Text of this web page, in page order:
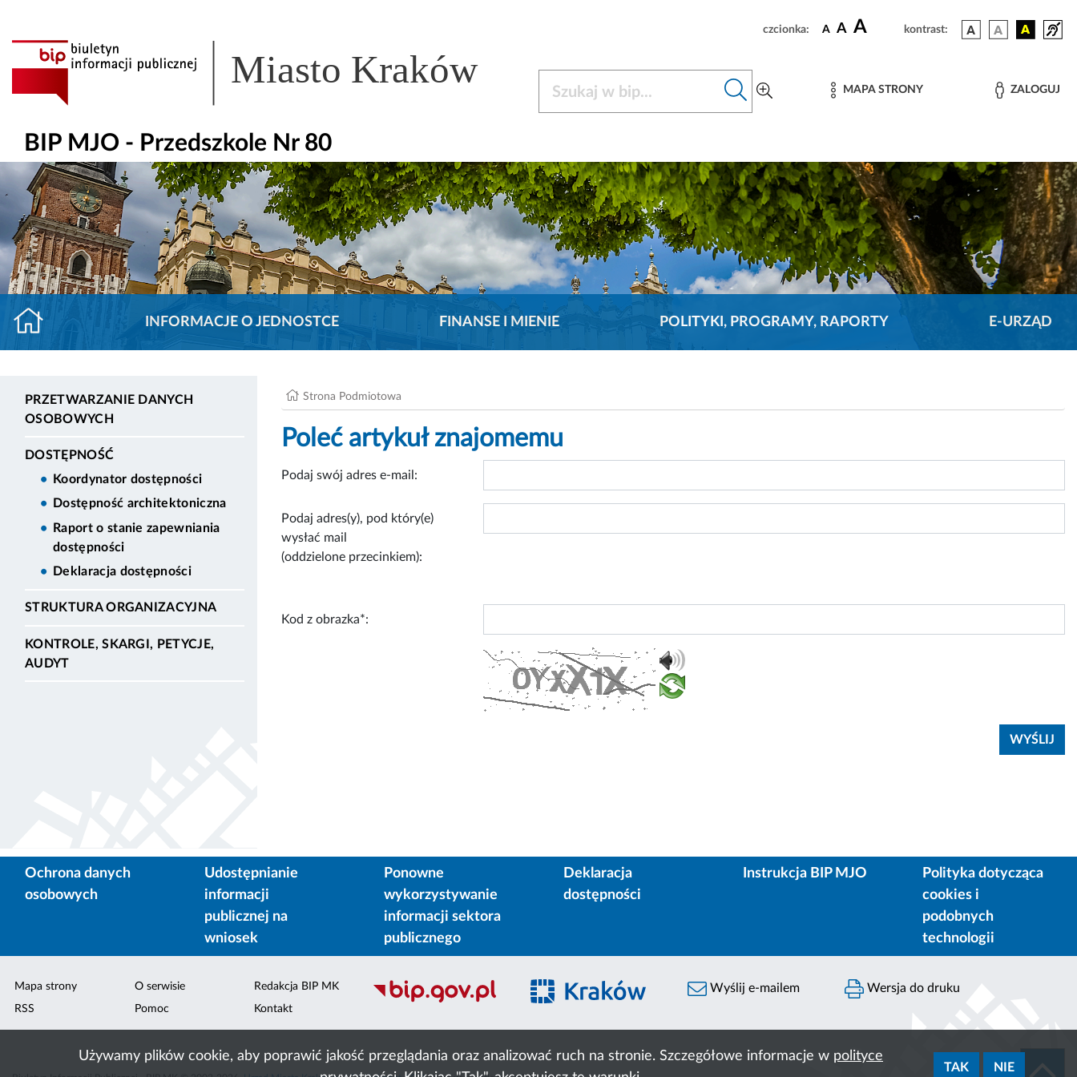
Używamy plików cookie, aby poprawić jakość przeglądania oraz analizować ruch na stronie. Szczegółowe informacje w polityce
TAK NIE
czcionka: A A A kontrast:
Miasto Kraków MAPA STRONY ZALOGUJ
BIP MJO - Przedszkole Nr 80
INFORMACJE O JEDNOSTCE FINANSE I MIENIE POLITYKI, PROGRAMY, RAPORTY E-URZĄD
PRZETWARZANIE DANYCH
OSOBOWYCH
DOSTĘPNOŚĆ
Koordynator dostępności
Dostępność architektoniczna
Raport o stanie zapewniania
dostępności
Deklaracja dostępności
STRUKTURA ORGANIZACYJNA
KONTROLE, SKARGI, PETYCJE,
AUDYT
Strona Podmiotowa
Poleć artykuł znajomemu
Podaj swój adres e-mail:
Podaj adres(y), pod który(e)
wysłać mail
(oddzielone przecinkiem):
Kod z obrazka*:
Ochrona danych
osobowych
Udostępnianie
informacji
publicznej na
wniosek
Ponowne
wykorzystywanie
informacji sektora
publicznego
Deklaracja
dostępności
Instrukcja BIP MJO
Polityka dotycząca
cookies i
podobnych
technologii
Mapa strony
RSS
O serwisie
Pomoc
Redakcja BIP MK
Kontakt
Wyślij e-mailem Wersja do druku